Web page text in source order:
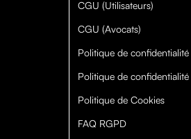
CGU (Utilisateurs)
CGU (Avocats)
Politique de confidentialité
Politique de confidentialité
Politique de Cookies
FAQ RGPD